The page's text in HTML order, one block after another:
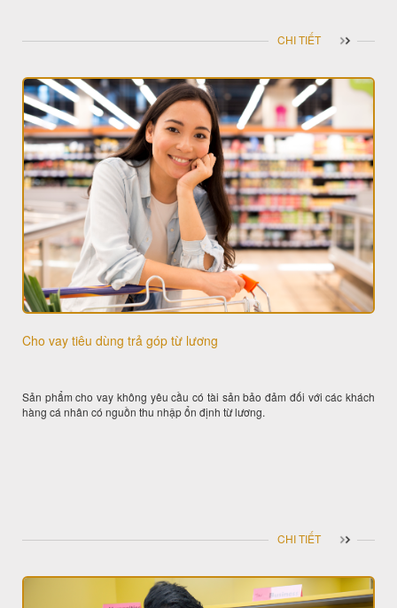
CHI TIẾT
Cho vay tiêu dùng trả góp từ lương
Sản phẩm cho vay không yêu cầu có tài sản bảo đảm đối với các khách
hàng cá nhân có nguồn thu nhập ổn định từ lương.
CHI TIẾT